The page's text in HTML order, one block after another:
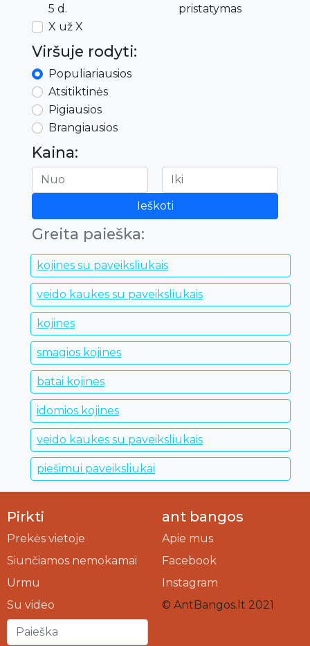
5 d.
pristatymas
X už X
Viršuje rodyti:
Populiariausios
Atsitiktinės
Pigiausios
Brangiausios
Kaina:
Ieškoti
Greita paieška:
kojines su paveiksliukais
veido kaukes su paveiksliukais
kojines
smagios kojines
batai kojines
idomios kojines
veido kaukes su paveiksliukais
piešimui paveiksliukai
Pirkti
Prekės vietoje
Siunčiamos nemokamai
Urmu
Su video
ant bangos
Apie mus
Facebook
Instagram
© AntBangos.lt 2021